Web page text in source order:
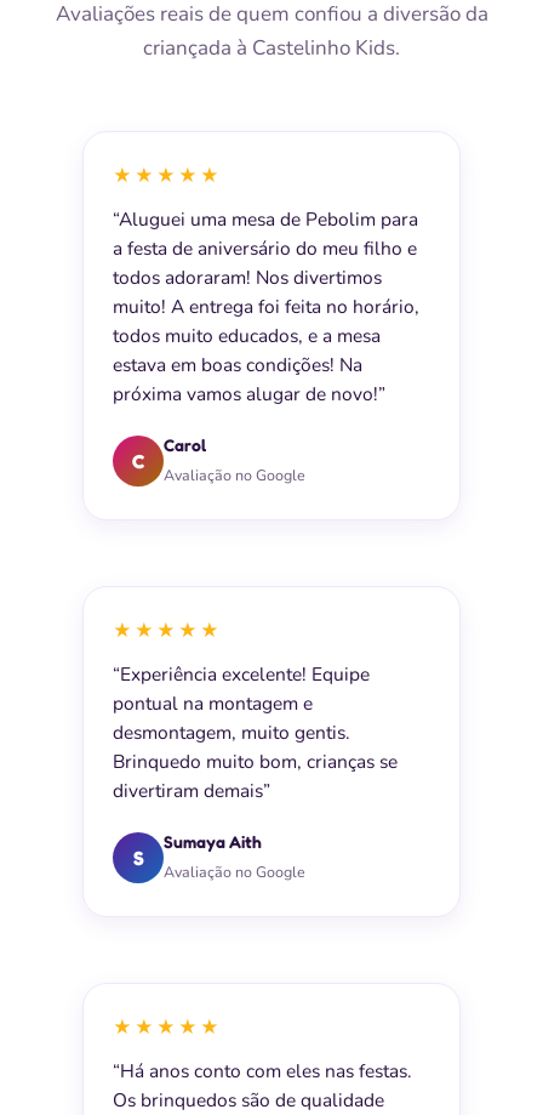
Avaliações reais de quem confiou a diversão da
criançada à Castelinho Kids.
★★★★★
“Aluguei uma mesa de Pebolim para
a festa de aniversário do meu filho e
todos adoraram! Nos divertimos
muito! A entrega foi feita no horário,
todos muito educados, e a mesa
estava em boas condições! Na
próxima vamos alugar de novo!”
C
Carol
Avaliação no Google
★★★★★
“Experiência excelente! Equipe
pontual na montagem e
desmontagem, muito gentis.
Brinquedo muito bom, crianças se
divertiram demais”
S
Sumaya Aith
Avaliação no Google
★★★★★
“Há anos conto com eles nas festas.
Os brinquedos são de qualidade